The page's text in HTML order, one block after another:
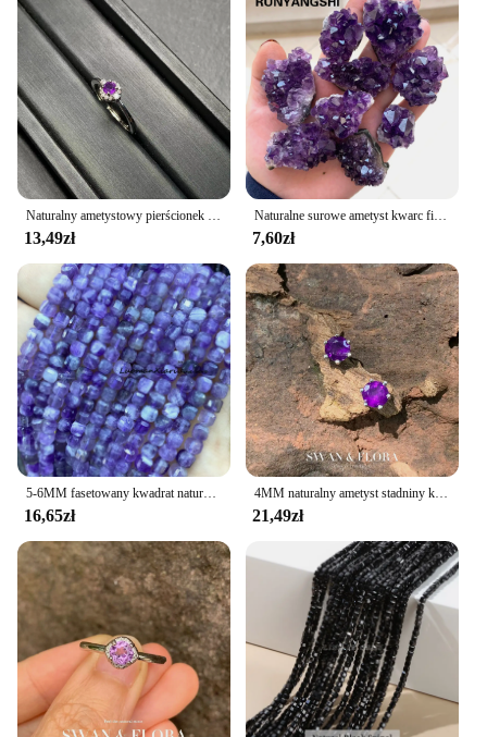
Naturalny ametystowy pierścionek z kamieniem Kobiece ręcznie robione pierścionki Biżuteria dla kobiet Prezent Fioletowy kwiat
13,49zł
Naturalne surowe ametyst kwarc fioletowy bryła kryształowa kamienie lecznicze wzór rzemiosło dekoracyjne Ornament dekoracyjny
7,60zł
5-6MM fasetowany kwadrat naturalny ametyst luźna kostka kamień koraliki dystansowe do tworzenia biżuterii Diy kolczyki akcesoria do bransoletek
16,65zł
4MM naturalny ametyst stadniny kolczyki dla kobiet prawdziwe 925 srebro Vintage Femme prezent zapobiegaj alergiom piękna biżuteria
21,49zł